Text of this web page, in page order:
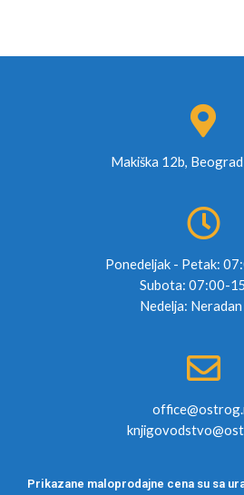
Makiška 12b,
Ponedeljak - Petak:
Subota: 07:00-
Nedelja: Neradan
Prikazane maloprodajne cena su sa